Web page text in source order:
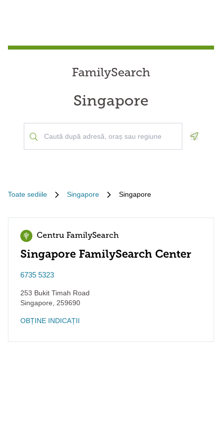
FamilySearch
Singapore
Toate sediile Singapore Singapore
Centru FamilySearch
Singapore FamilySearch Center
6735 5323
253 Bukit Timah Road
Singapore
259690
OBȚINE INDICAȚII